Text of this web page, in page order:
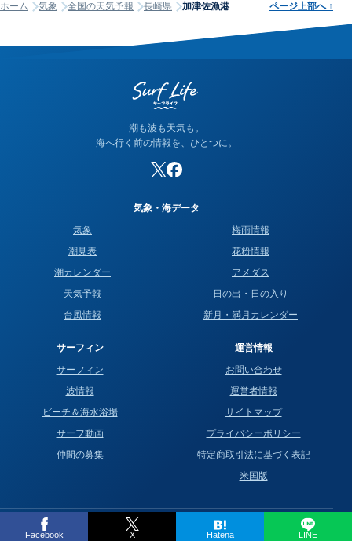
Facebook X Hatena LINE
ホーム 気象 全国の天気予報 長崎県 加津佐漁港 ページ上部へ ↑
潮も波も天気も。
海へ行く前の情報を、ひとつに。
気象・海データ
気象
潮見表
潮カレンダー
天気予報
台風情報
梅雨情報
花粉情報
アメダス
日の出・日の入り
新月・満月カレンダー
サーフィン
サーフィン
波情報
ビーチ＆海水浴場
サーフ動画
仲間の募集
運営情報
お問い合わせ
運営者情報
サイトマップ
プライバシーポリシー
特定商取引法に基づく表記
米国版
© 2016–2026 Surf life.blue All Rights Reserved.